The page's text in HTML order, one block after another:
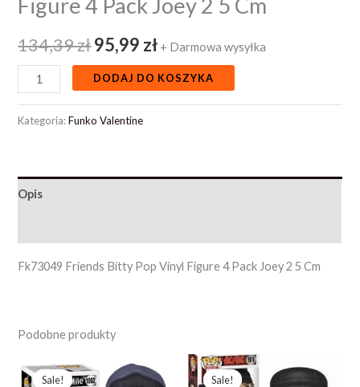
134,39zł95,99 zł + Darmowa wysyłka
DODAJ DO KOSZYKA
Kategoria:Funko Valentine
Opis
Fk73049 Friends Bitty Pop Vinyl Figure 4 Pack Joey 2 5 Cm
Podobne produkty
Sale!
Sale!
cena
cena
Sale!
Sale!
Pierwotna
cena
cena